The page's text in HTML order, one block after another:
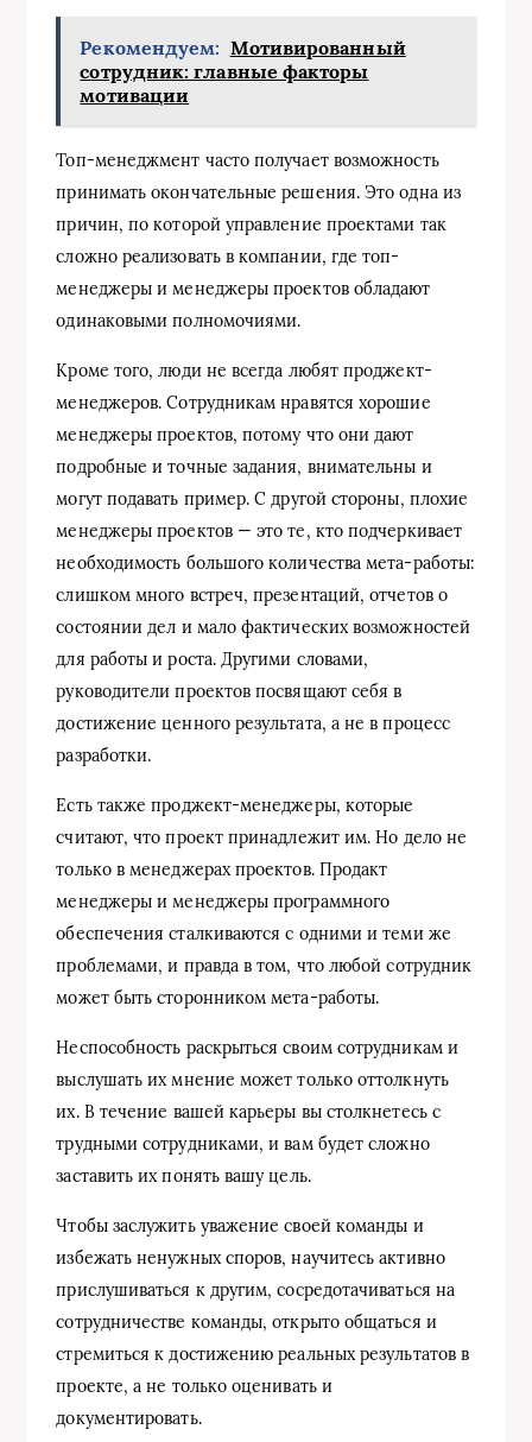
Рекомендуем: Мотивированный
сотрудник: главные факторы
мотивации
Топ-менеджмент часто получает возможность
принимать окончательные решения. Это одна из
причин, по которой управление проектами так
сложно реализовать в компании, где топ-
менеджеры и менеджеры проектов обладают
одинаковыми полномочиями.
Кроме того, люди не всегда любят проджект-
менеджеров. Сотрудникам нравятся хорошие
менеджеры проектов, потому что они дают
подробные и точные задания, внимательны и
могут подавать пример. С другой стороны, плохие
менеджеры проектов — это те, кто подчеркивает
необходимость большого количества мета-работы:
слишком много встреч, презентаций, отчетов о
состоянии дел и мало фактических возможностей
для работы и роста. Другими словами,
руководители проектов посвящают себя в
достижение ценного результата, а не в процесс
разработки.
Есть также проджект-менеджеры, которые
считают, что проект принадлежит им. Но дело не
только в менеджерах проектов. Продакт
менеджеры и менеджеры программного
обеспечения сталкиваются с одними и теми же
проблемами, и правда в том, что любой сотрудник
может быть сторонником мета-работы.
Неспособность раскрыться своим сотрудникам и
выслушать их мнение может только оттолкнуть
их. В течение вашей карьеры вы столкнетесь с
трудными сотрудниками, и вам будет сложно
заставить их понять вашу цель.
Чтобы заслужить уважение своей команды и
избежать ненужных споров, научитесь активно
прислушиваться к другим, сосредотачиваться на
сотрудничестве команды, открыто общаться и
стремиться к достижению реальных результатов в
проекте, а не только оценивать и
документировать.